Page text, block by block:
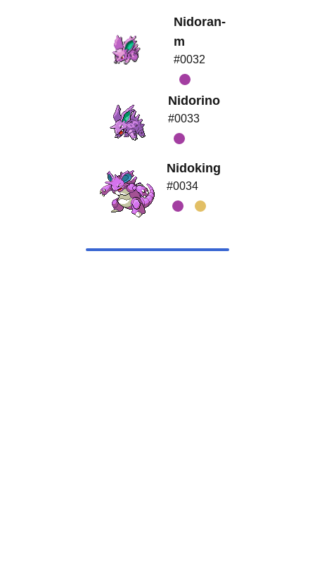
Nidoran-
m
#0032
Nidorino
#0033
Nidoking
#0034